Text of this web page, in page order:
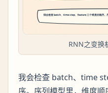
RNN之变换
我会检查 batch、time